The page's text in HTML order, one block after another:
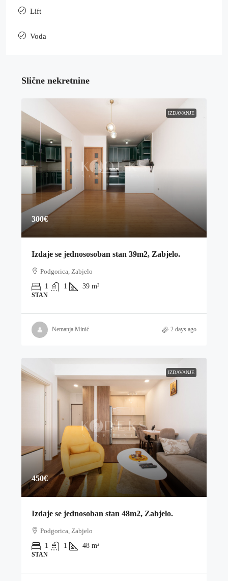
Lift
Voda
Slične nekretnine
IZDAVANJE
300€
Izdaje se jednososoban stan 39m2, Zabjelo.
Podgorica, Zabjelo
1
1 39 m²
STAN
Nemanja Minić 2 days ago
IZDAVANJE
450€
Izdaje se jednosoban stan 48m2, Zabjelo.
Podgorica, Zabjelo
1
1 48 m²
STAN